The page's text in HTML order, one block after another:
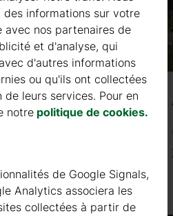
3x4m, 12㎡
Plus d'informations
informations sur votre
nos partenaires de
et d'analyse, qui
d'autres informations
ou qu'ils ont collectées
leurs services. Pour en
notre politique de cookies.
de Google Signals,
Analytics associera les
collectées à partir de